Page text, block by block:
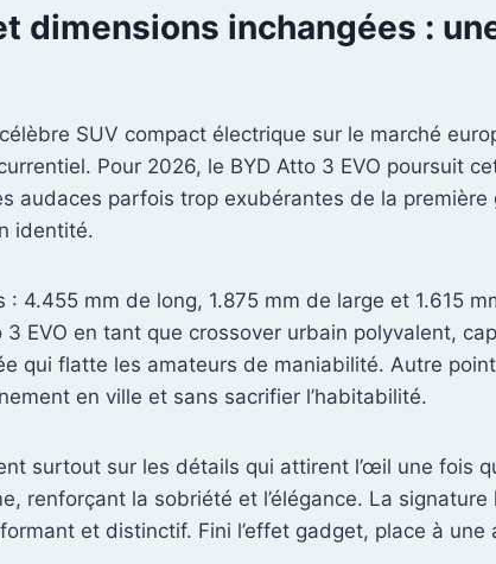
dimensions inchangées :
SUV compact électrique sur le marché
Pour 2026, le BYD Atto 3 EVO poursuit
audaces parfois trop exubérantes de la
identité.
4.455 mm de long, 1.875 mm de large et 1.615
EVO en tant que crossover urbain polyvalent,
qui flatte les amateurs de maniabilité. Autre
en ville et sans sacrifier l’habitabilité.
surtout sur les détails qui attirent l’œil une fois
renforçant la sobriété et l’élégance. La
et distinctif. Fini l’effet gadget, place à